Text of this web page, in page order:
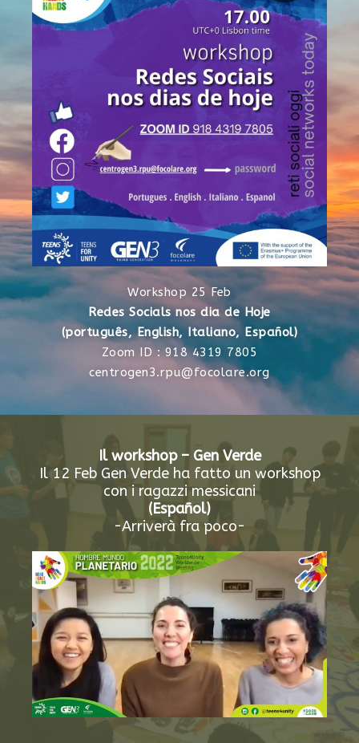
Workshop 25 Feb
Redes Socials nos dia de Hoje
(português, English, Italiano, Español)
Zoom ID : 918 4319 7805
centrogen3.rpu@focolare.org
Il workshop – Gen Verde
Il 12 Feb Gen Verde ha fatto un workshop
con i ragazzi messicani
(Español)
-Arriverà fra poco-